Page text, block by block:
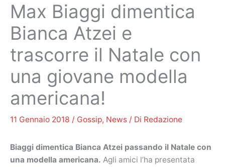
Max Biaggi dimentica
Bianca Atzei e
trascorre il Natale con
una giovane modella
americana!
11 Gennaio 2018 / Gossip, News / Di Redazione
Biaggi dimentica Bianca Atzei passando il Natale con
una modella americana. Agli amici lʼha presentata